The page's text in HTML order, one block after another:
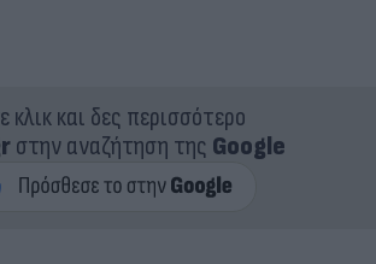
κλικ και δες περισσότερο
στην αναζήτηση της Google